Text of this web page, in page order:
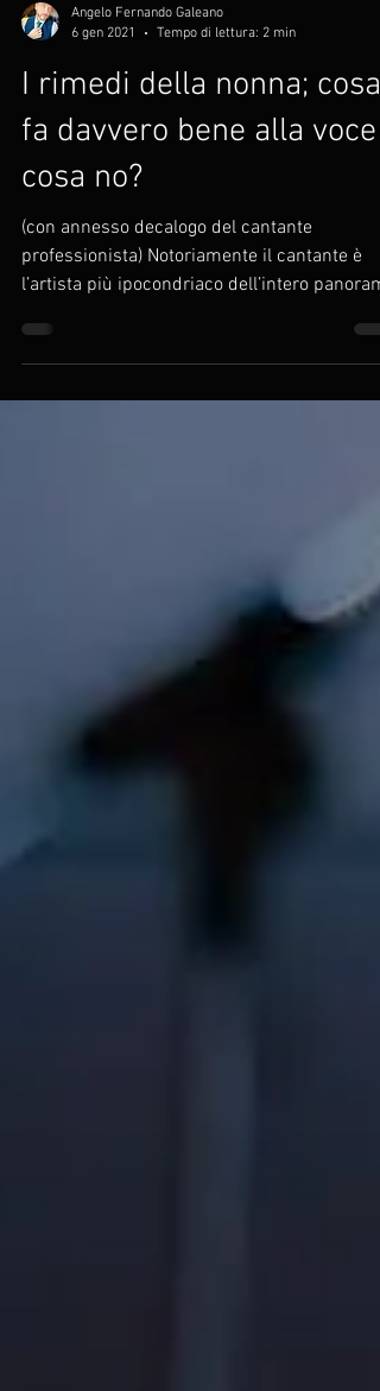
Angelo Fernando Galeano
6 gen 2021
Tempo di lettura: 2 min
I rimedi della nonna; cosa
fa davvero bene alla voce e
cosa no?
(con annesso decalogo del cantante
professionista) Notoriamente il cantante è